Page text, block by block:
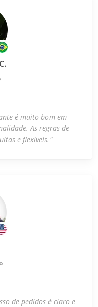
é muito bom em
As regras de
e flexíveis."
de pedidos é claro e